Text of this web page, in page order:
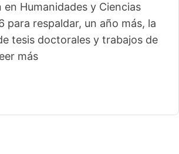
Humanidades y Ciencias
para respaldar, un año más, la
tesis doctorales y trabajos de
más